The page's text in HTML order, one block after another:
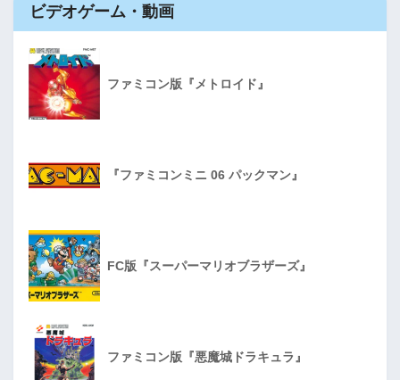
ビデオゲーム・動画
ファミコン版『メトロイド』
『ファミコンミニ 06 パックマン』
FC版『スーパーマリオブラザーズ』
ファミコン版『悪魔城ドラキュラ』